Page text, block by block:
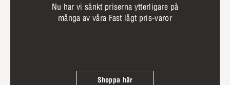
Nu har vi sänkt priserna ytterligare på
många av våra Fast lågt pris-varor
Shoppa här